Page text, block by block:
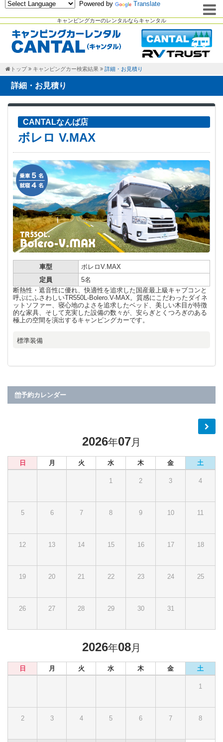
キャンピングカーのレンタルならキャンタル
Powered by Translate
トップ キャンピングカー検索結果 詳細・お見積り
詳細・お見積り
CANTALなんば店
ボレロ V.MAX
車型
ボレロV.MAX
定員
5名
断熱性・遮音性に優れ、快適性を追求した国産最上級キャブコンと
呼ぶにふさわしいTR550L-Bolero.V-MAX。質感にこだわったダイネ
ットソファー、寝心地のよさを追求したベッド、美しい木目が特徴
的な家具、そして充実した設備の数々が、安らぎとくつろぎのある
極上の空間を演出するキャンピングカーです。
標準装備
予約カレンダー
2026年07月
日 月 火 水 木 金 土
1 2 3 4
5 6 7 8 9 10 11
12 13 14 15 16 17 18
19 20 21 22 23 24 25
26 27 28 29 30 31
2026年08月
日 月 火 水 木 金 土
1
2 3 4 5 6 7 8